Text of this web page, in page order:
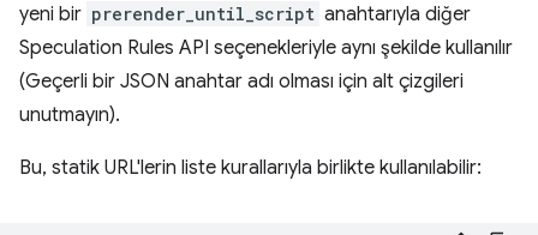
yeni bir prerender_until_script anahtarıyla diğer
Speculation Rules API seçenekleriyle aynı şekilde kullanılır
(Geçerli bir JSON anahtar adı olması için alt çizgileri
unutmayın).
Bu, statik URL'lerin liste kurallarıyla birlikte kullanılabilir: